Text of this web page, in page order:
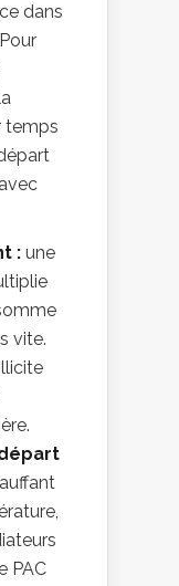
dans
temps
: une
vite.
PAC